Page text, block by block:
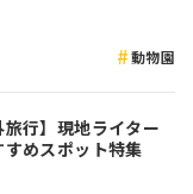
動物園
旅行】現地ライター
すめスポット特集